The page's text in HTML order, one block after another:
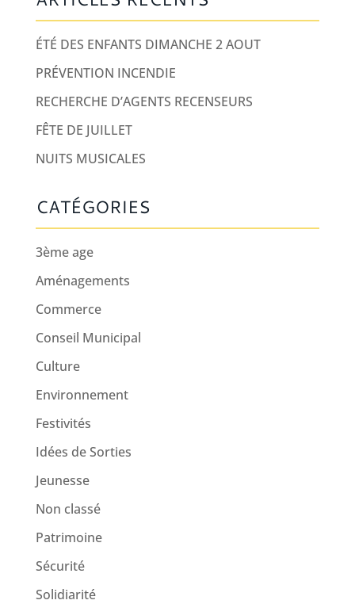
ÉTÉ DES ENFANTS DIMANCHE 2 AOUT
PRÉVENTION INCENDIE
RECHERCHE D’AGENTS RECENSEURS
FÊTE DE JUILLET
NUITS MUSICALES
CATÉGORIES
3ème age
Aménagements
Commerce
Conseil Municipal
Culture
Environnement
Festivités
Idées de Sorties
Jeunesse
Non classé
Patrimoine
Sécurité
Solidiarité